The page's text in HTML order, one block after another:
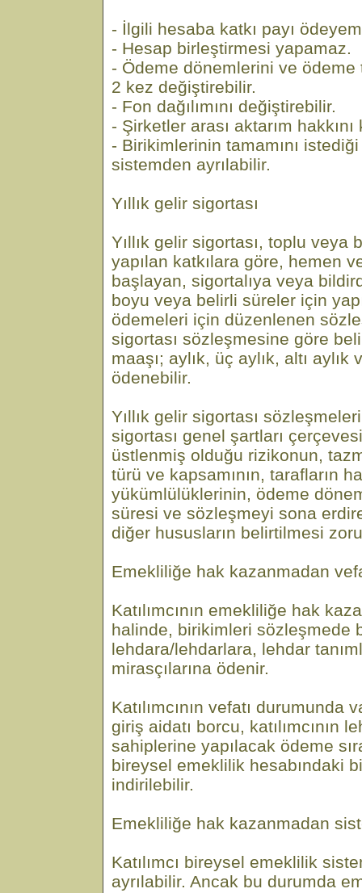
- İlgili hesaba katkı payı
- Hesap birleştirmesi yapamaz.
- Ödeme dönemlerini ve ödeme
2 kez değiştirebilir.
- Fon dağılımını değiştirebilir.
- Şirketler arası aktarım
- Birikimlerinin tamamını
sistemden ayrılabilir.
Yıllık gelir sigortası
Yıllık gelir sigortası, toplu veya
yapılan katkılara göre, hemen
başlayan, sigortalıya veya
boyu veya belirli süreler için
ödemeleri için düzenlenen
sigortası sözleşmesine göre
maaşı; aylık, üç aylık, altı aylık
ödenebilir.
Yıllık gelir sigortası
sigortası genel şartları
üstlenmiş olduğu rizikonun,
türü ve kapsamının, tarafların
yükümlülüklerinin, ödeme
süresi ve sözleşmeyi sona
diğer hususların belirtilmesi
Emekliliğe hak kazanmadan
Katılımcının emekliliğe hak
halinde, birikimleri sözleşmede
lehdara/lehdarlara, lehdar
mirasçılarına ödenir.
Katılımcının vefatı durumunda
giriş aidatı borcu, katılımcının
sahiplerine yapılacak ödeme
bireysel emeklilik hesabındaki
indirilebilir.
Emekliliğe hak kazanmadan
Katılımcı bireysel emeklilik
ayrılabilir. Ancak bu durumda